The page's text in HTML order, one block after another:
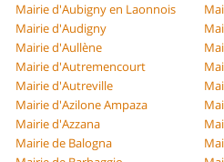
Mairie d'Aubigny en Laonnois
Mairie d'Audigny
Mairie d'Aullène
Mairie d'Autremencourt
Mairie d'Autreville
Mairie d'Azilone Ampaza
Mairie d'Azzana
Mairie de Balogna